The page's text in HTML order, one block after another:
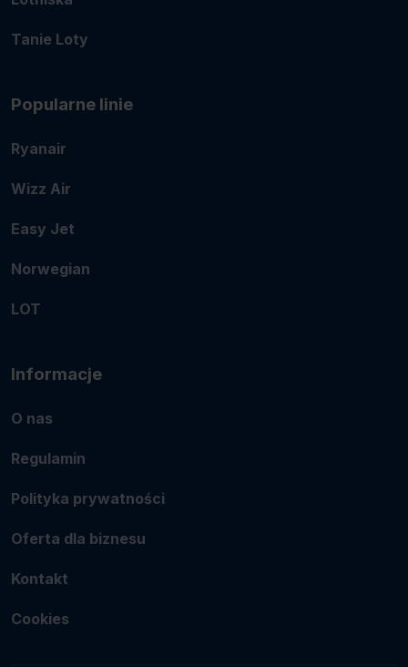
Tanie Loty
Popularne linie
Ryanair
Wizz Air
Easy Jet
Norwegian
LOT
Informacje
O nas
Regulamin
Polityka prywatności
Oferta dla biznesu
Kontakt
Cookies